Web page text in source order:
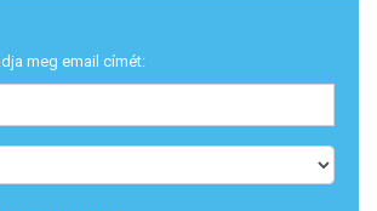
meg email címét: